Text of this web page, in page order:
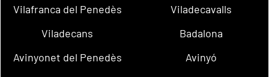
Vilafranca del Penedès
Viladecavalls
Viladecans
Badalona
Avinyonet del Penedès
Avinyó